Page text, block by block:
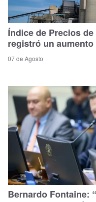
Índice de Precios
registró un aumento
07 de Agosto
Bernardo Fontaine: